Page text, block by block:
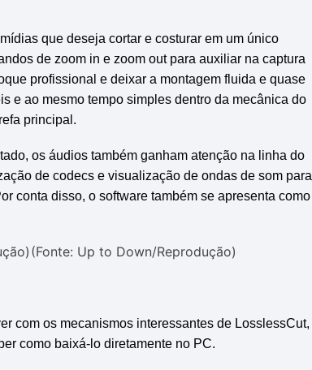
que deseja cortar e costurar em um único
de zoom in e zoom out para auxiliar na captura
profissional e deixar a montagem fluida e quase
e ao mesmo tempo simples dentro da mecânica do
principal.
os áudios também ganham atenção na linha do
de codecs e visualização de ondas de som para
conta disso, o software também se apresenta como
(Fonte: Up to Down/Reprodução)
com os mecanismos interessantes de LosslessCut,
como baixá-lo diretamente no PC.